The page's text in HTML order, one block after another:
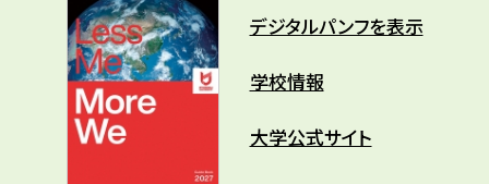
デジタルパンフを表示
学校情報
大学公式サイト